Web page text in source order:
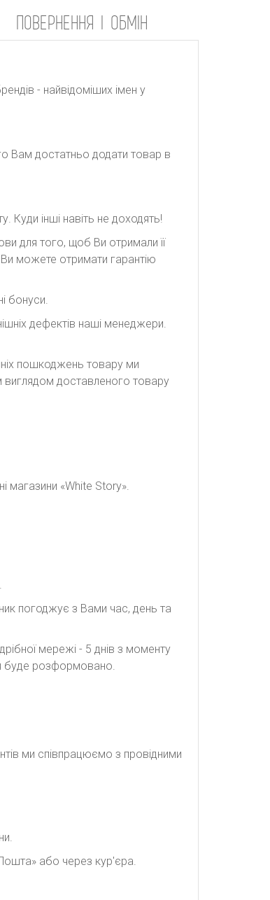
ПОВЕРНЕННЯ І ОБМІН
- найвідоміших імен у
Вам достатньо додати товар в
інші навіть не доходять!
для того, щоб Ви отримали її
можете отримати гарантію
бонуси.
дефектів наші менеджери.
пошкоджень товару ми
виглядом доставленого товару
магазини «White Story».
погоджує з Вами час, день та
мережі - 5 днів з моменту
буде розформовано.
ми співпрацюємо з провідними
або через кур'єра.